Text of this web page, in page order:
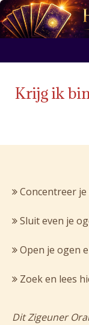
Krijg ik
Concentreer
Sluit even je
Open je ogen
Zoek en lees
Dit Zigeuner